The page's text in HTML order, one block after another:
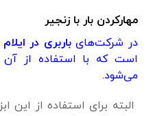
مهارکردن بار با زنجیر
در شرکت‌هایباربری در ایلام
است که با استفاده از
می‌شود.
البته برای استفاده از این